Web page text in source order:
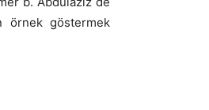
örnek göstermek